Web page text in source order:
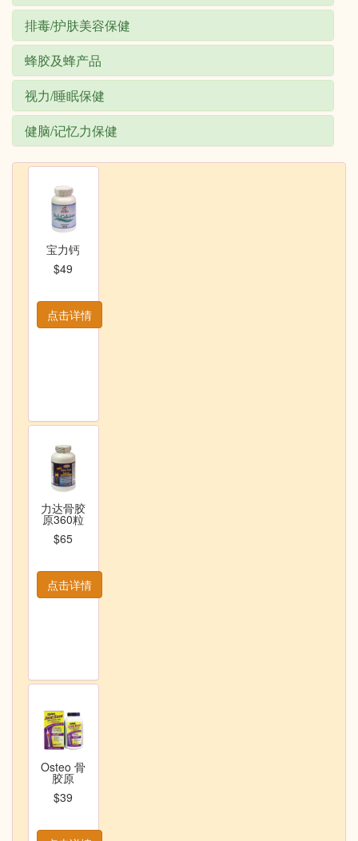
排毒/护肤美容保健
蜂胶及蜂产品
视力/睡眠保健
健脑/记忆力保健
宝力钙
$49
点击详情
力达骨胶
原360粒
$65
点击详情
Osteo 骨
胶原
$39